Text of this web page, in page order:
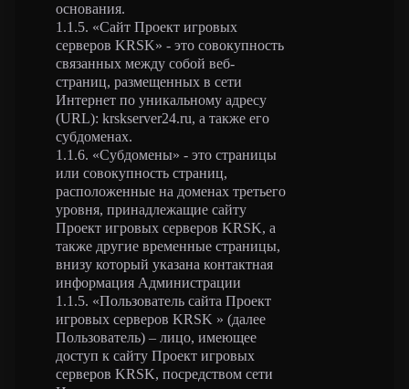
основания.
1.1.5. «Сайт Проект игровых
серверов KRSK» - это совокупность
связанных между собой веб-
страниц, размещенных в сети
Интернет по уникальному адресу
(URL): krskserver24.ru, а также его
субдоменах.
1.1.6. «Субдомены» - это страницы
или совокупность страниц,
расположенные на доменах третьего
уровня, принадлежащие сайту
Проект игровых серверов KRSK, а
также другие временные страницы,
внизу который указана контактная
информация Администрации
1.1.5. «Пользователь сайта Проект
игровых серверов KRSK » (далее
Пользователь) – лицо, имеющее
доступ к сайту Проект игровых
серверов KRSK, посредством сети